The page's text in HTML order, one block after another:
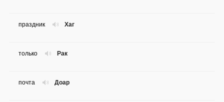
Хаг
праздник
Рак
только
Доар
почта